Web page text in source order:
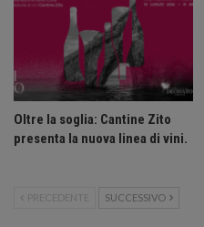
Oltre la soglia: Cantine Zito
presenta la nuova linea di vini.
PRECEDENTE SUCCESSIVO